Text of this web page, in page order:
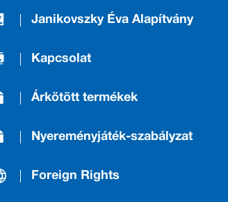
Janikovszky Éva Alapítvány
Kapcsolat
Árkötött termékek
Nyereményjáték-szabályzat
Foreign Rights